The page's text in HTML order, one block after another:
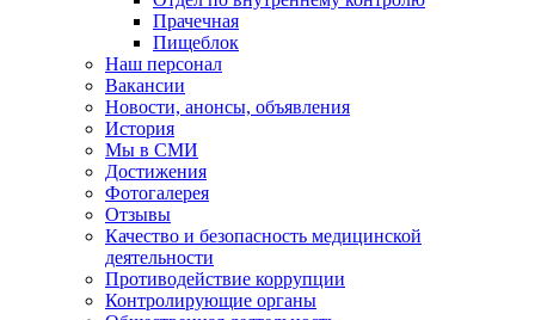
Прачечная
Пищеблок
Наш персонал
Вакансии
Новости, анонсы, объявления
История
Мы в СМИ
Достижения
Фотогалерея
Отзывы
Качество и безопасность медицинской
деятельности
Противодействие коррупции
Контролирующие органы